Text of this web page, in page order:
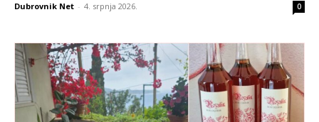
Dubrovnik Net - 4. srpnja 2026. 0